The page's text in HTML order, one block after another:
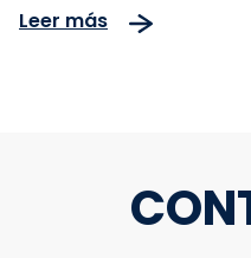
Leer más